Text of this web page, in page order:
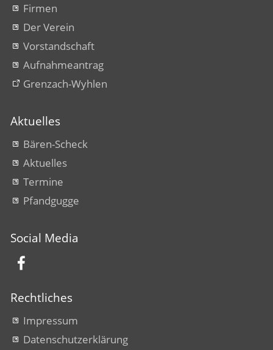
Firmen
Der Verein
Vorstandschaft
Aufnahmeantrag
Grenzach-Wyhlen
Aktuelles
Bären-Scheck
Aktuelles
Termine
Pfandgugge
Social Media
Rechtliches
Impressum
Datenschutzerklärung